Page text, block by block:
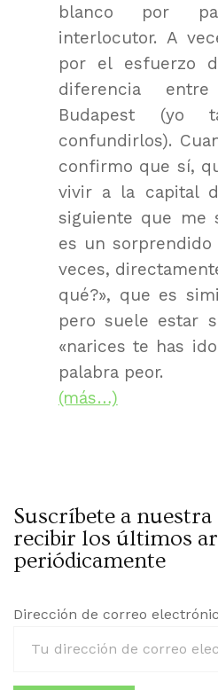
blanco por
interlocutor. A
por el esfuerzo
diferencia
Budapest (yo
confundirlos).
confirmo que sí,
vivir a la capital
siguiente que me
es un sorprendido
veces,
qué?», que es
pero suele estar
«narices te has
palabra peor.
(más…)
Suscríbete a
recibir los últimos
periódicamente
Dirección de correo